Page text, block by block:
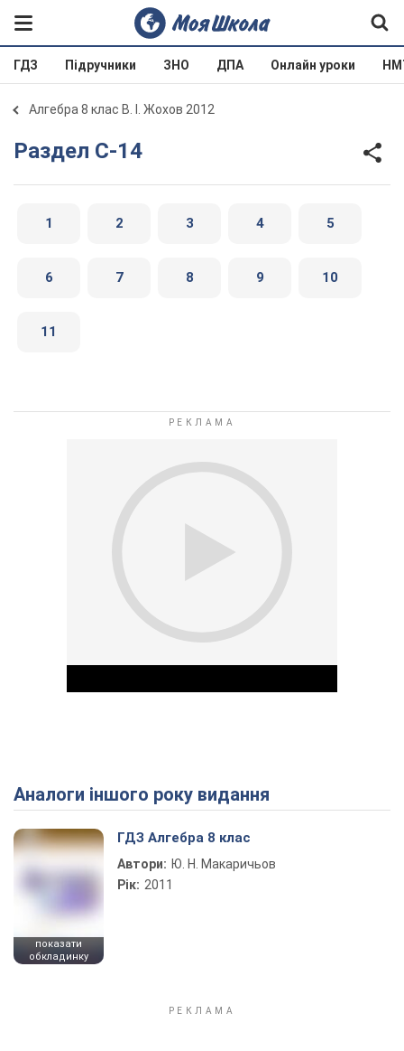
ГДЗ Підручники ЗНО ДПА Онлайн уроки
Алгебра 8 клас В. І. Жохов 2012
Раздел C-14
1 2 3 4 5
6 7 8 9 10
11
Play Video
Аналоги іншого року видання
показати
обкладинку
ГДЗ Алгебра 8 клас
Автори: Ю. Н. Макаричьов
Рік: 2011